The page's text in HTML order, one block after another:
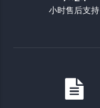
小时售后支持